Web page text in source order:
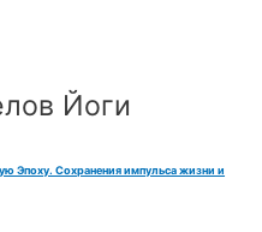
Йоги
Эпоху. Сохранения импульса жизни и